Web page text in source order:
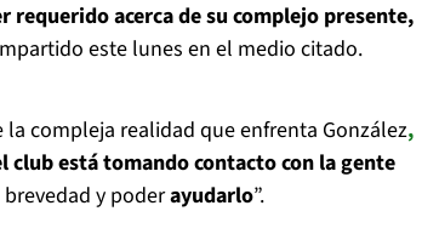
requerido acerca de su complejo presente,
este lunes en el medio citado.
compleja realidad que enfrenta González,
club está tomando contacto con la gente
brevedad y poderayudarlo”.